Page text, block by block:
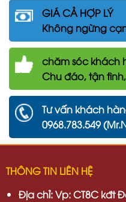
GIÁ CẢ HỢP LÝ
Không ngừng
chămsóc khách
Chu đáo, tận
Tư vấn khách
0968.783.549
THÔNG TIN LIÊN HỆ
Địa chỉ: Vp: CT8C kđt